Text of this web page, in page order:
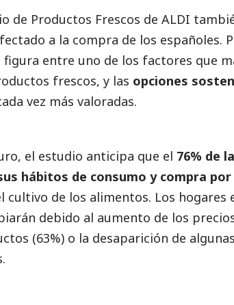
de Productos Frescos de ALDI
a la compra de los españoles.
entre uno de los factores que
frescos, y las opciones
vez más valoradas.
el estudio anticipa que el 76% de
hábitos de consumo y compra
cultivo de los alimentos. Los hogares
debido al aumento de los
(63%) o la desaparición de